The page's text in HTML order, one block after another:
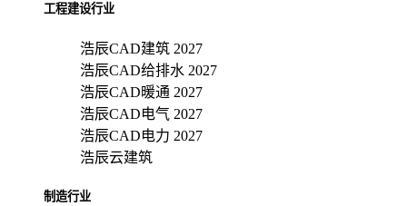
工程建设行业
浩辰CAD建筑 2027
浩辰CAD给排水 2027
浩辰CAD暖通 2027
浩辰CAD电气 2027
浩辰CAD电力 2027
浩辰云建筑
制造行业